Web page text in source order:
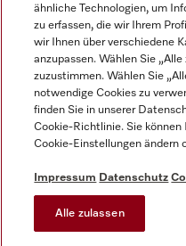
AGB
Datenschutz
Nutzungsbedingungen
Barrierefreiheitserklärung
EU-Gesetzen über digitale
Cookie-Einstellungen
ähnliche Technologien, um
zu erfassen, die wir Ihrem
wir Ihnen über verschiedene
anzupassen. Wählen Sie
zuzustimmen. Wählen Sie
notwendige Cookies zu
finden Sie in unserer
Cookie-Richtlinie. Sie
Cookie-Einstellungen ändern
Impressum Datenschutz
Alle zulassen